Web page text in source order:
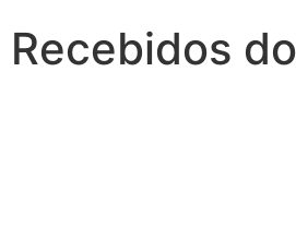
Recebidos